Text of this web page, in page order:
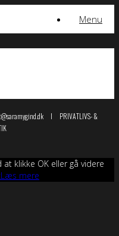
Menu
I PRIVATLIVS- &
klikke OK eller gå videre
Læs mere